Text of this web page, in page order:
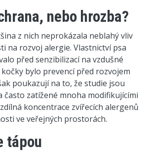
nebo hrozba?
z nich neprokázala neblahý vliv
na rozvoj alergie. Vlastnictví psa
před senzibilizací na vzdušné
bylo prevencí před rozvojem
poukazují na to, že studie jsou
často zatížené mnoha modifikujícími
koncentrace zvířecích alergenů
ve veřejných prostorách.
tápou